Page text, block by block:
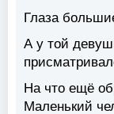
Глаза
А у той
На что ещё
Маленький